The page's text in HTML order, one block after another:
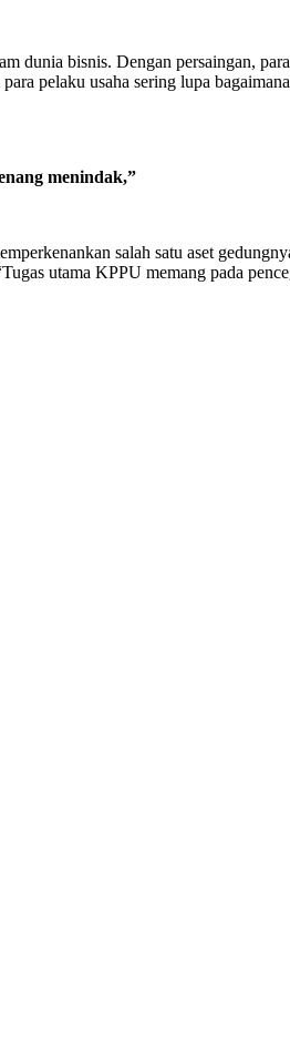
dunia bisnis. Dengan persaingan,
pelaku usaha sering lupa
menindak,”
salah satu aset
utama KPPU memang pada